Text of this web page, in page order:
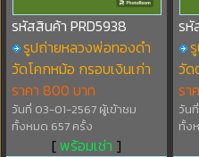
รหัสสินค้า PRD5938
รูปถ่ายหลวงพ่อทองดำ
วัดโคกหม้อ กรอบเงินเก่า
ราคา 800 บาท
วันที่ 03-01-2567 ผู้เข้าชม
ทั้งหมด 657 ครั้ง
[พร้อมเช่า ]
รหั
วัด
รา
วัน
ทั้ง